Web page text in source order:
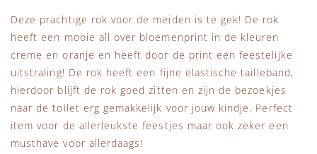
Sproet & Sprout
Tiny Cottons
Deze prachtige rok voor de meiden is te gek! De rok
heeft een mooie all over bloemenprint in de kleuren
creme en oranje en heeft door de print een feestelijke
uitstraling! De rok heeft een fijne elastische tailleband,
hierdoor blijft de rok goed zitten en zijn de bezoekjes
naar de toilet erg gemakkelijk voor jouw kindje. Perfect
item voor de allerleukste feestjes maar ook zeker een
musthave voor allerdaags!